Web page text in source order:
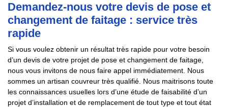
Demandez-nous votre devis de pose et
changement de faitage : service très
rapide
Si vous voulez obtenir un résultat très rapide pour votre besoin
d’un devis de votre projet de pose et changement de faitage,
nous vous invitons de nous faire appel immédiatement. Nous
sommes un artisan couvreur très qualifié. Nous maitrisons toute
les connaissances usuelles lors d’une étude de faisabilité d’un
projet d’installation et de remplacement de tout type et tout état